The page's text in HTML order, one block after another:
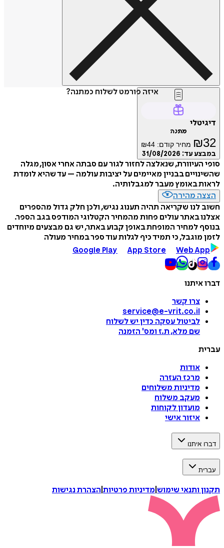
איזה פורמט לשלוח כמתנה?
דיגיטלי
מתנה
₪32 מחיר קודם: ₪44
במבצע עד: 31/08/2026
סופי העיוורת, שנאלצה לחזור לגור עם סבתה אחרי אסון, מגלה
שהשינויים בבניין מאיימים על יציבות עולמה – עד שהיא לומדת
לראות באומץ מעבר למגבלותיה.
הצצה מהירה
חשוב לנו שקריאה תהיה תענוג נגיש, ולכן חלק גדול מהספרים
אצלנו באתר עולים פחות מהמחיר הקטלוגי המודפס בגב הספר.
בנוסף למחיר המופחת באופן קבוע באתר, יש גם מבצעים מיוחדים
לזמן מוגבל, כי תמיד כיף לגלות עוד ספר במחיר מעולה
Google Play
App Store Web App
דברו איתנו
צרו קשר
service@e-vrit.co.il
לביטול עסקה כדין יש לשלוח
שם מלא, ת.ז ומס' הזמנה
עברית
אודות
מרכז העזרה
מדיניות משלוחים
מעקב משלוח
מועדון לקוחות
איזור אישי
דברו איתנו
עברית
תקנון ותנאי שימוש מדיניות פרטיות הצהרת נגישות